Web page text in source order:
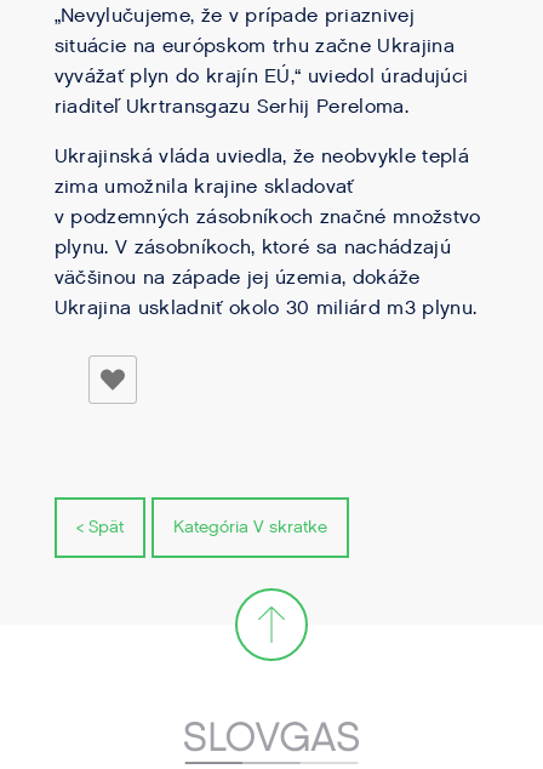
„Nevylučujeme, že v prípade priaznivej
situácie na európskom trhu začne Ukrajina
vyvážať plyn do krajín EÚ,“ uviedol úradujúci
riaditeľ Ukrtransgazu Serhij Pereloma.
Ukrajinská vláda uviedla, že neobvykle teplá
zima umožnila krajine skladovať
v podzemných zásobníkoch značné množstvo
plynu. V zásobníkoch, ktoré sa nachádzajú
väčšinou na západe jej územia, dokáže
Ukrajina uskladniť okolo 30 miliárd m3 plynu.
< Spät Kategória V skratke